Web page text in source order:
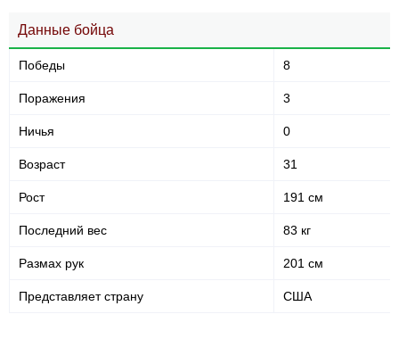
Данные бойца
Победы 8
Поражения 3
Ничья 0
Возраст 31
Рост 191 см
Последний вес 83 кг
Размах рук 201 см
Представляет страну США